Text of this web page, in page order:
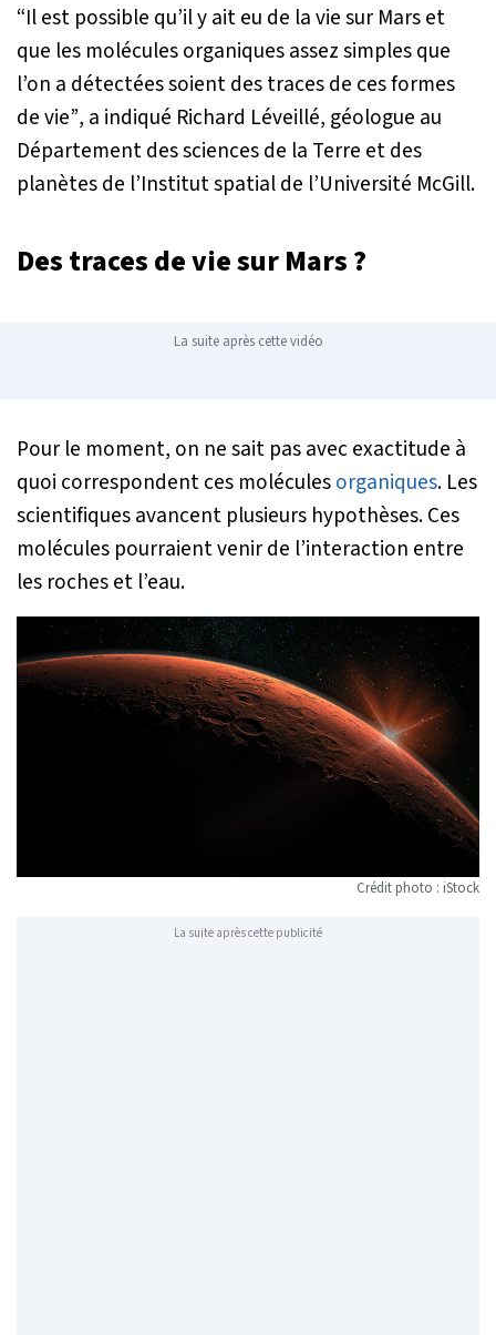
“Il est possible qu’il y ait eu de la vie sur Mars et
que les molécules organiques assez simples que
l’on a détectées soient des traces de ces formes
de vie”, a indiqué Richard Léveillé, géologue au
Département des sciences de la Terre et des
planètes de l’Institut spatial de l’Université McGill.
Des traces de vie sur Mars ?
La suite après cette vidéo
Pour le moment, on ne sait pas avec exactitude à
quoi correspondent ces moléculesorganiques. Les
scientifiques avancent plusieurs hypothèses. Ces
molécules pourraient venir de l’interaction entre
les roches et l’eau.
Crédit photo : iStock
La suite après cette publicité